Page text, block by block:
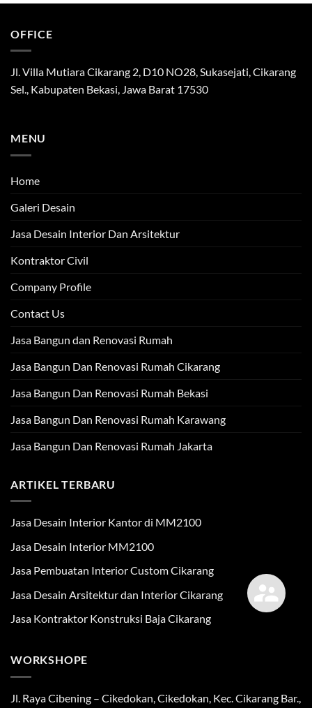
OFFICE
Jl. Villa Mutiara Cikarang 2, D10 NO28, Sukasejati, Cikarang
Sel., Kabupaten Bekasi, Jawa Barat 17530
MENU
Home
Galeri Desain
Jasa Desain Interior Dan Arsitektur
Kontraktor Civil
Company Profile
Contact Us
Jasa Bangun dan Renovasi Rumah
Jasa Bangun Dan Renovasi Rumah Cikarang
Jasa Bangun Dan Renovasi Rumah Bekasi
Jasa Bangun Dan Renovasi Rumah Karawang
Jasa Bangun Dan Renovasi Rumah Jakarta
ARTIKEL TERBARU
Jasa Desain Interior Kantor di MM2100
Jasa Desain Interior MM2100
Jasa Pembuatan Interior Custom Cikarang
Jasa Desain Arsitektur dan Interior Cikarang
Jasa Kontraktor Konstruksi Baja Cikarang
WORKSHOPE
Jl. Raya Cibening – Cikedokan, Cikedokan, Kec. Cikarang Bar.,